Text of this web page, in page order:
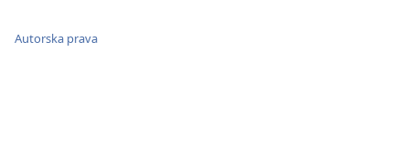
Autorska prava